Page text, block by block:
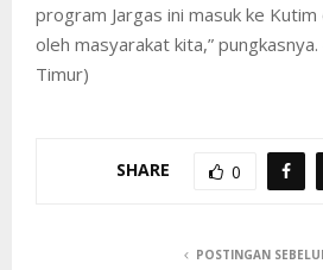
program Jargas ini masuk ke
oleh masyarakat kita,”
Timur)
SHARE 0
POSTINGAN